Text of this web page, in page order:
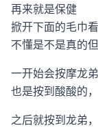
再来就是保健
掀开下面的毛巾
不懂是不是真的
一开始会按摩龙
也是按到酸酸的
之后就按到龙弟